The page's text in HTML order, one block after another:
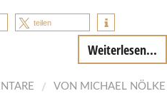
teilen
Weiterlesen...
/ VON MICHAEL NÖLKE